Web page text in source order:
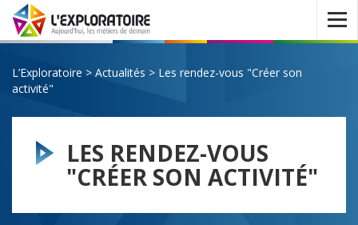
Ouvrir
le
menu
L’Exploratoire > Actualités > Les rendez-vous "Créer son
activité"
LES RENDEZ-VOUS
"CRÉER SON ACTIVITÉ"